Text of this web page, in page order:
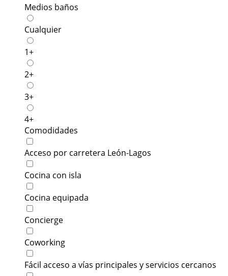
Medios baños
Cualquier
1+
2+
3+
4+
Comodidades
Acceso por carretera León-Lagos
Cocina con isla
Cocina equipada
Concierge
Coworking
Fácil acceso a vías principales y servicios cercanos